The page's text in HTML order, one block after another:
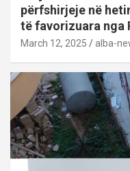
përfshirjeje në
të favorizuara nga
March 12, 2025 alba-